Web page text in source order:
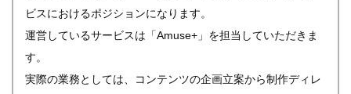
ビスにおけるポジションになります。
運営しているサービスは「Amuse+」を担当していただきま
す。
実際の業務としては、コンテンツの企画立案から制作ディレ